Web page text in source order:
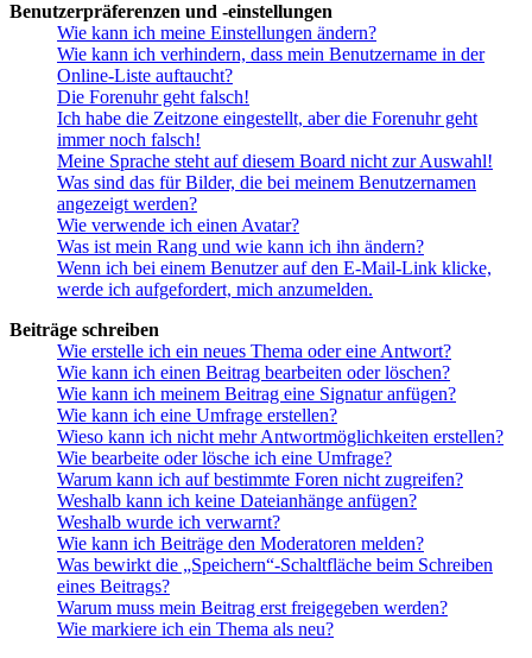
Benutzerpräferenzen und -einstellungen
Wie kann ich meine Einstellungen ändern?
Wie kann ich verhindern, dass mein Benutzername in der
Online-Liste auftaucht?
Die Forenuhr geht falsch!
Ich habe die Zeitzone eingestellt, aber die Forenuhr geht
immer noch falsch!
Meine Sprache steht auf diesem Board nicht zur Auswahl!
Was sind das für Bilder, die bei meinem Benutzernamen
angezeigt werden?
Wie verwende ich einen Avatar?
Was ist mein Rang und wie kann ich ihn ändern?
Wenn ich bei einem Benutzer auf den E-Mail-Link klicke,
werde ich aufgefordert, mich anzumelden.
Beiträge schreiben
Wie erstelle ich ein neues Thema oder eine Antwort?
Wie kann ich einen Beitrag bearbeiten oder löschen?
Wie kann ich meinem Beitrag eine Signatur anfügen?
Wie kann ich eine Umfrage erstellen?
Wieso kann ich nicht mehr Antwortmöglichkeiten erstellen?
Wie bearbeite oder lösche ich eine Umfrage?
Warum kann ich auf bestimmte Foren nicht zugreifen?
Weshalb kann ich keine Dateianhänge anfügen?
Weshalb wurde ich verwarnt?
Wie kann ich Beiträge den Moderatoren melden?
Was bewirkt die „Speichern“-Schaltfläche beim Schreiben
eines Beitrags?
Warum muss mein Beitrag erst freigegeben werden?
Wie markiere ich ein Thema als neu?